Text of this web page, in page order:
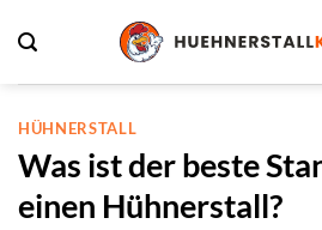
Inhalt
springen
HÜHNERSTALL
Was ist der beste
einen Hühnerstall?